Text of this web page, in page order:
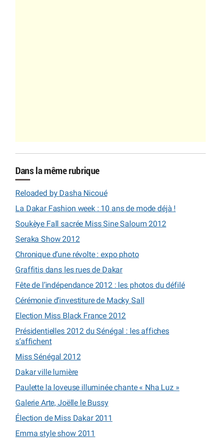
Dans la même rubrique
Reloaded by Dasha Nicoué
La Dakar Fashion week : 10 ans de mode déjà !
Soukèye Fall sacrée Miss Sine Saloum 2012
Seraka Show 2012
Chronique d’une révolte : expo photo
Graffitis dans les rues de Dakar
Fête de l’indépendance 2012 : les photos du défilé
Cérémonie d’investiture de Macky Sall
Election Miss Black France 2012
Présidentielles 2012 du Sénégal : les affiches
s’affichent
Miss Sénégal 2012
Dakar ville lumière
Paulette la loveuse illuminée chante « Nha Luz »
Galerie Arte, Joëlle le Bussy
Élection de Miss Dakar 2011
Emma style show 2011